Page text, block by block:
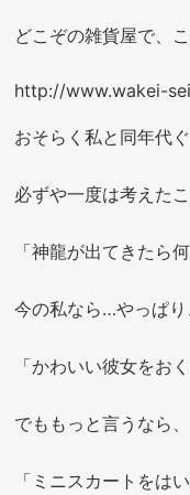
どこぞの雑貨屋で、
http://www.wakei-
おそらく私と同年代
必ずや一度は考えた
「神龍が出てきたら
今の私なら…やっぱり
「かわいい彼女をお
でももっと言うなら、
「ミニスカートをは